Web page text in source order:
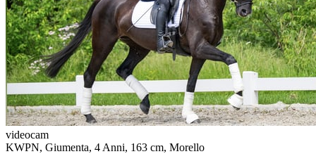
videocam
KWPN, Giumenta, 4 Anni, 163 cm, Morello